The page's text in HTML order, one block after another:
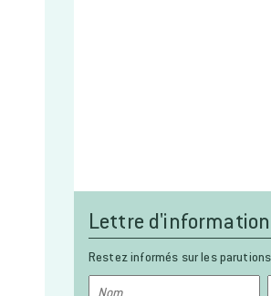
Lettre d'information
Restez informés sur les